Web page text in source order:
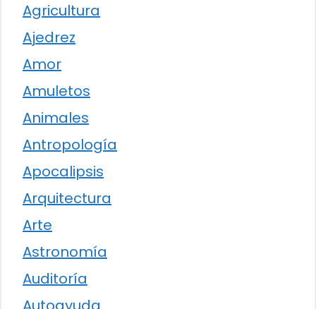
Agricultura
Ajedrez
Amor
Amuletos
Animales
Antropología
Apocalipsis
Arquitectura
Arte
Astronomía
Auditoría